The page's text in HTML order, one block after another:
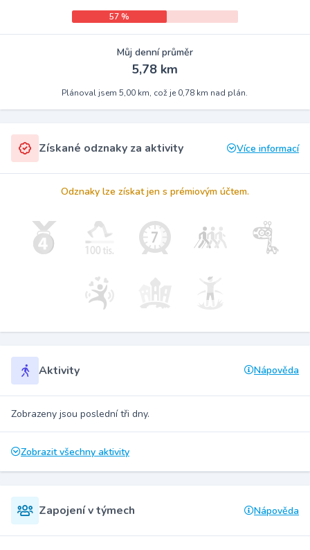
57 %
Můj denní průměr
5,78 km
Plánoval jsem 5,00 km, což je 0,78 km nad plán.
Získané odznaky za aktivity Více informací
Odznaky lze získat jen s prémiovým účtem.
Aktivity Nápověda
Zobrazeny jsou poslední tři dny.
Zobrazit všechny aktivity
Zapojení v týmech Nápověda